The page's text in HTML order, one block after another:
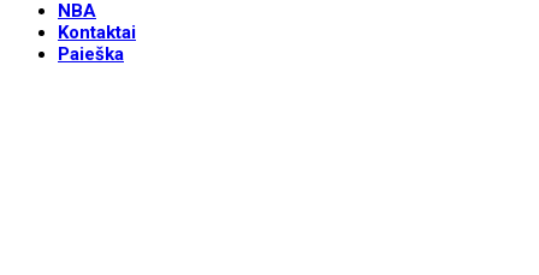
NBA
Kontaktai
Paieška